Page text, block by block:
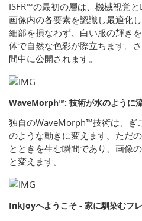
ISFR™の最初の層は、機械視覚
画像内の各要素を認識し最適化
細部を損なわず、白い服の輝き
体で自然な色彩が際立ちます。
間中に公開されます。
WaveMorph™: 技術が水のように
独自のWaveMorph™技術は、ぎ
のような動きに変えます。ただ
とときを生む瞬間であり、画像
と変えます。
InkJoyへようこそ - 家に馴染むフ